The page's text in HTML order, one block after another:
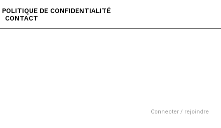
POLITIQUE DE CONFIDENTIALITÉ
CONTACT
Connecter / rejoindre